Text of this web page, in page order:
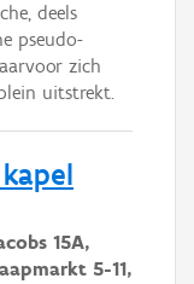
deels
pseudo-
zich
uitstrekt.
15A,
5-11,